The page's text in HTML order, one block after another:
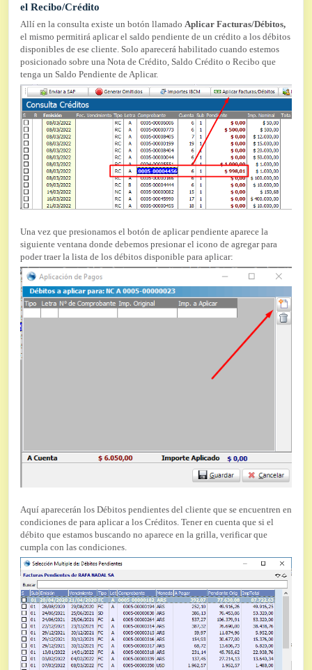
el Recibo/Crédito
Allí en la consulta existe un botón llamado Aplicar Facturas/Débitos,
el mismo permitirá aplicar el saldo pendiente de un crédito a los débitos
disponibles de ese cliente. Solo aparecerá habilitado cuando estemos
posicionado sobre una Nota de Crédito, Saldo Crédito o Recibo que
tenga un Saldo Pendiente de Aplicar.
Una vez que presionamos el botón de aplicar pendiente aparece la
siguiente ventana donde debemos presionar el icono de agregar para
poder traer la lista de los débitos disponible para aplicar:
Aquí aparecerán los Débitos pendientes del cliente que se encuentren en
condiciones de para aplicar a los Créditos. Tener en cuenta que si el
débito que estamos buscando no aparece en la grilla, verificar que
cumpla con las condiciones.